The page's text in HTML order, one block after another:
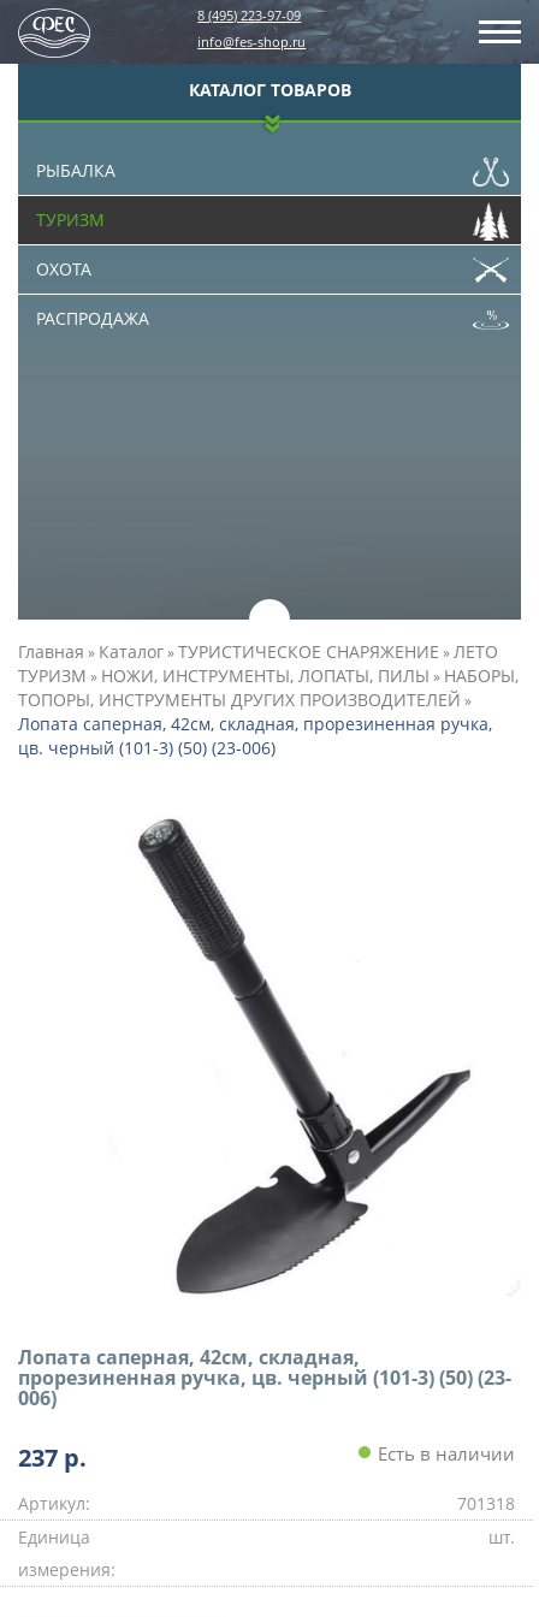
8 (495) 223-97-09
info@fes-shop.ru
КАТАЛОГ ТОВАРОВ
РЫБАЛКА
ТУРИЗМ
ОХОТА
РАСПРОДАЖА
Главная » Каталог»ТУРИСТИЧЕСКОЕ СНАРЯЖЕНИЕ »ЛЕТО
ТУРИЗМ » НОЖИ, ИНСТРУМЕНТЫ, ЛОПАТЫ, ПИЛЫ » НАБОРЫ,
ТОПОРЫ, ИНСТРУМЕНТЫ ДРУГИХ ПРОИЗВОДИТЕЛЕЙ »
Лопата саперная, 42см, складная, прорезиненная ручка,
цв. черный (101-3) (50) (23-006)
Лопата саперная, 42см, складная,
прорезиненная ручка, цв. черный (101-3) (50) (23-
006)
237 р. Есть в наличии
Артикул:
701318
Единица
измерения:
шт.